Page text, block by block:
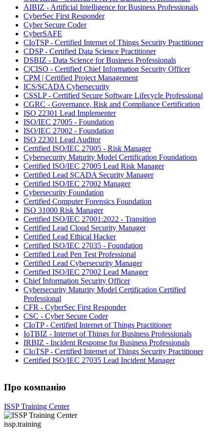
AIBIZ - Artificial Intelligence for Business Professionals
CyberSec First Responder
Cyber Secure Coder
CyberSAFE
CIoTSP - Certified Internet of Things Security Practitioner
CDSP - Certified Data Science Practitioner
DSBIZ - Data Science for Business Professionals
C|CISO - Certified Chief Information Security Officer
CPM | Certified Project Management
ICS/SCADA Cybersecurity
CSSLP - Certified Secure Software Lifecycle Professional
CGRC - Governance, Risk and Compliance Certification
ISO 22301 Lead Implementer
ISO/IEC 27005 - Foundation
ISO/IEC 27002 - Foundation
ISO 22301 Lead Auditor
Certified ISO/IEC 27005 - Risk Manager
Cybersecurity Maturity Model Certification Foundations
Certified ISO/IEC 27005 Lead Risk Manager
Certified Lead SCADA Security Manager
Certified ISO/IEC 27002 Manager
Cybersecurity Foundation
Certified Computer Forensics Foundation
ISO 31000 Risk Manager
Certified ISO/IEC 27001:2022 - Transition
Certified Lead Cloud Security Manager
Certified Lead Ethical Hacker
Certified ISO/IEC 27035 - Foundation
Certified Lead Pen Test Professional
Certified Lead Cybersecurity Manager
Certified ISO/IEC 27002 Lead Manager
Chief Information Security Officer
Cybersecurity Maturity Model Certification Certified
Professional
CFR - CyberSec First Responder
CSC - Cyber Secure Coder
CIoTP - Certified Internet of Things Practitioner
IoTBIZ - Internet of Things for Business Professionals
IRBIZ - Incident Response for Business Professionals
CIoTSP - Certified Internet of Things Security Practitioner
Certified ISO/IEC 27035 Lead Incident Manager
Про компанію
ISSP Training Center
issp.training